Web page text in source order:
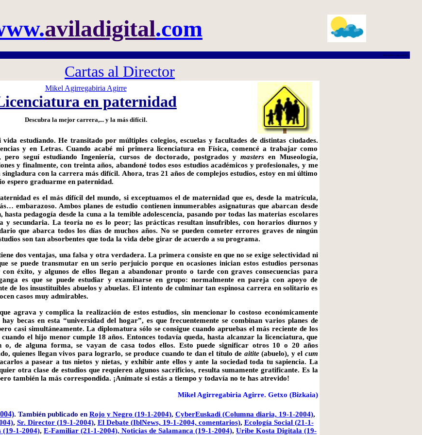
aviladigital.com
Ávila, Jueves 7 Agosto de 2003
Cartas al Director
Mikel Agirregabiria Agirre
en paternidad
Descubra la mejor carrera,... y la más difícil.
estudiando. He transitado por múltiples colegios, escuelas y facultades de distintas ciudades.
y en Letras. Cuando acabé mi primera licenciatura en Física, comencé a trabajar como
pero seguí estudiando Ingeniería, cursos de doctorado, postgrados ymasters en Museología,
y finalmente, con treinta años, abandoné todos esos estudios académicos y profesionales, y me
con la carrera más difícil. Ahora, tras 21 años de complejos estudios, estoy en mi último
espero graduarme en paternidad.
es el más difícil del mundo, si exceptuamos el de maternidad que es, desde la matrícula,
embarazoso. Ambos planes de estudio contienen innumerables asignaturas que abarcan desde
pedagogía desde la cuna a la temible adolescencia, pasando por todas las materias escolares
y secundaria. La teoría no es lo peor; las prácticas resultan insufribles, con horarios diurnos y
que abarca todos los días de muchos años. No se pueden cometer errores graves de ningún
son tan absorbentes que toda la vida debe girar de acuerdo a su programa.
dos ventajas, una falsa y otra verdadera. La primera consiste en que no se exige selectividad ni
se puede transmutar en un serio perjuicio porque en ocasiones inician estos estudios personas
con éxito, y algunos de ellos llegan a abandonar pronto o tarde con graves consecuencias para
es que se puede estudiar y examinarse en grupo: normalmente en pareja con apoyo de
de los insustituibles abuelos y abuelas. El intento de culminar tan espinosa carrera en solitario es
casos muy admirables.
agrava y complica la realización de estos estudios, sin mencionar lo costoso económicamente
becas en esta “universidad del hogar”, es que frecuentemente se combinan varios planes de
casi simultáneamente. La diplomatura sólo se consigue cuando apruebas el más reciente de los
el hijo menor cumple 18 años. Entonces todavía queda, hasta alcanzar la licenciatura, que
o, de alguna forma, se vayan de casa todos ellos. Esto puede significar otros 10 o 20 años
quienes llegan vivos para lograrlo, se produce cuando te dan el título de aitite(abuelo), y el cum
a pasear a tus nietos y nietas, y exhibir ante ellos y ante la sociedad toda tu sapiencia. La
otra clase de estudios que requieren algunos sacrificios, resulta sumamente gratificante. Es la
también la más correspondida. ¡Anímate si estás a tiempo y todavía no te has atrevido!
Mikel Agirregabiria Agirre. Getxo (Bizkaia)
. También publicado en Rojo y Negro (19-1-2004), CyberEuskadi (Columna diaria, 19-1-2004),
, Sr. Director (19-1-2004), El Debate (IblNews, 19-1-2004, comentarios), Ecología Social (21-1-
(19-1-2004), E-Familiar (21-1-2004), Noticias de Salamanca (19-1-2004), Uribe Kosta Digitala (19-